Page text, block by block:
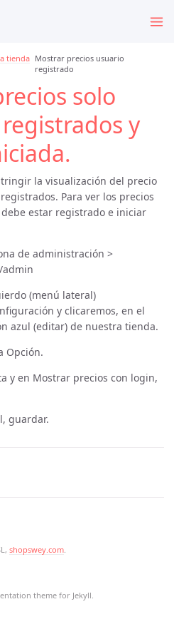
theme for Jekyll.
tienda Mostrar precios usuario
registrado
solo
y
la visualización del precio
Para ver los precios
estar registrado e iniciar
de administración >
(menú lateral)
y clicaremos, en el
azul (editar) de nuestra tienda.
Opción.
y en Mostrar precios con login,
guardar.
shopswey.com